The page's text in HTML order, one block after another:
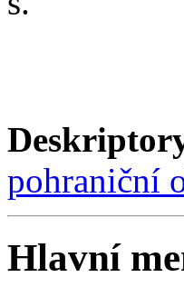
pohraniční
Hlavní